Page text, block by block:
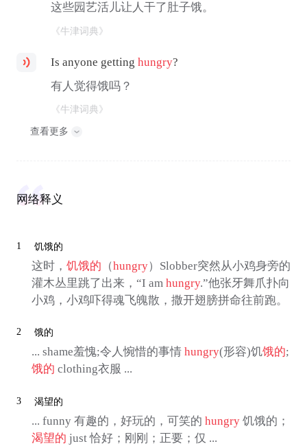
这些园艺活儿让人干了肚子饿。
《牛津词典》
Is anyone gettinghungry?
有人觉得饿吗？
《牛津词典》
查看更多
网络释义
1 饥饿的
这时， 饥饿的 （hungry）Slobber突然从小鸡身旁的
灌木丛里跳了出来，“I am hungry.”他张牙舞爪扑向
小鸡，小鸡吓得魂飞魄散，撒开翅膀拼命往前跑。
2 饿的
... shame羞愧;令人惋惜的事情 hungry(形容)饥饿的;
饿的 clothing衣服 ...
3 渴望的
... funny 有趣的，好玩的，可笑的 hungry饥饿的；
渴望的 just 恰好；刚刚；正要；仅 ...